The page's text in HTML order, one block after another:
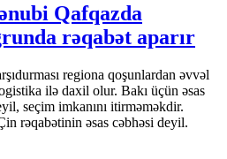
Qafqazda
rəqabət aparır
regiona qoşunlardan əvvəl
ilə daxil olur. Bakı üçün əsas
seçim imkanını itirməməkdir.
rəqabətinin əsas cəbhəsi deyil.